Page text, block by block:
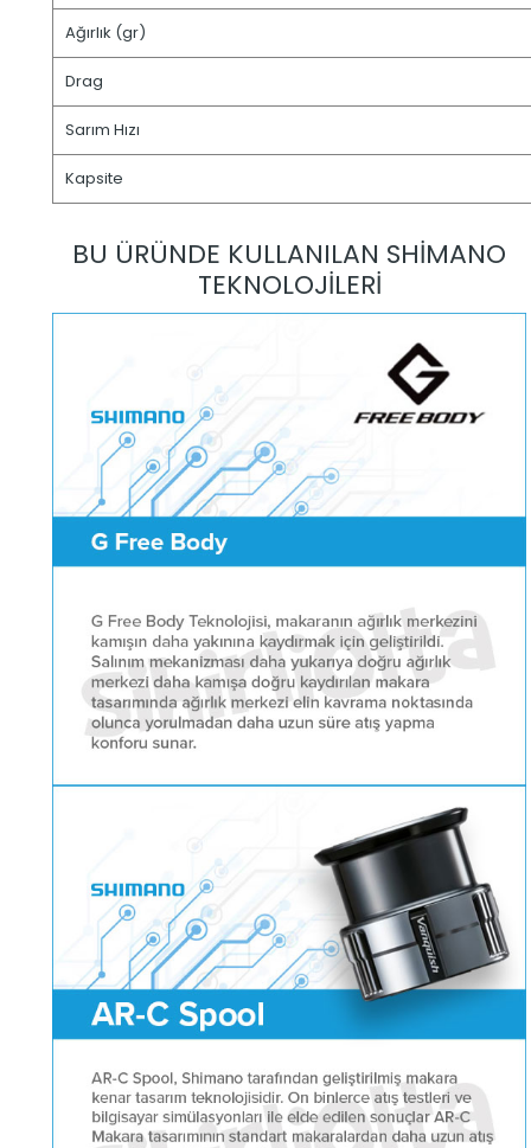
Ağırlık (gr)
Drag
Sarım Hızı
Kapsite
BU ÜRÜNDE KULLANILAN SHİMANO
TEKNOLOJİLERİ